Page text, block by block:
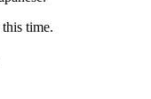
time.